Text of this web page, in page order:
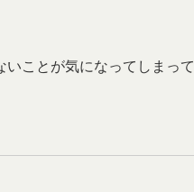
ことが気になってしまって